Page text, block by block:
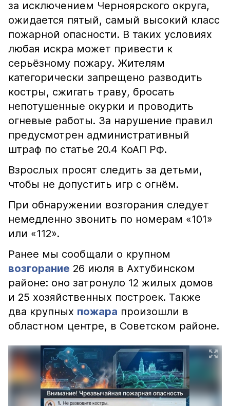
за исключением Черноярского округа,
ожидается пятый, самый высокий класс
пожарной опасности. В таких условиях
любая искра может привести к
серьёзному пожару. Жителям
категорически запрещено разводить
костры, сжигать траву, бросать
непотушенные окурки и проводить
огневые работы. За нарушение правил
предусмотрен административный
штраф по статье 20.4 КоАП РФ.
Взрослых просят следить за детьми,
чтобы не допустить игр с огнём.
При обнаружении возгорания следует
немедленно звонить по номерам «101»
или «112».
Ранее мы сообщали о крупном
возгорание 26 июля в Ахтубинском
районе: оно затронуло 12 жилых домов
и 25 хозяйственных построек. Также
два крупных пожара произошли в
областном центре, в Советском районе.